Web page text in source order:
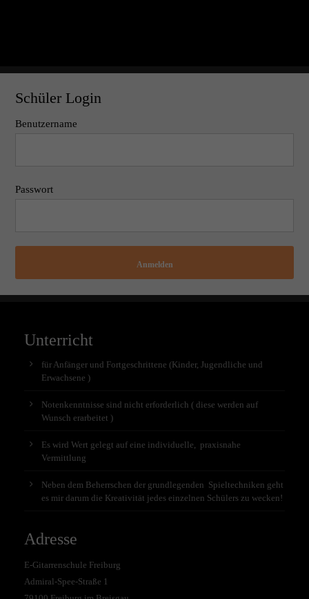
Schüler Login
Benutzername
Passwort
Anmelden
Unterricht
für Anfänger und Fortgeschrittene (Kinder, Jugendliche und
Erwachsene )
Notenkenntnisse sind nicht erforderlich ( diese werden auf
Wunsch erarbeitet )
Es wird Wert gelegt auf eine individuelle, praxisnahe
Vermittlung
Neben dem Beherrschen der grundlegenden Spieltechniken geht
es mir darum die Kreativität jedes einzelnen Schülers zu wecken!
Adresse
E-Gitarrenschule Freiburg
Admiral-Spee-Straße 1